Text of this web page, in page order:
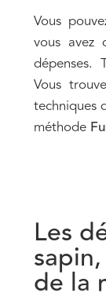
Vous
vous avez
dépenses.
Vous
techniques
méthode
Les
de la